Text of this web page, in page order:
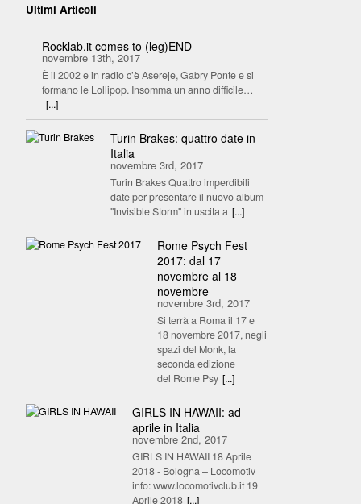
Ultimi Articoli
Rocklab.it comes to (leg)END
novembre 13th, 2017
È il 2002 e in radio c’è Asereje, Gabry Ponte e si
formano le Lollipop. Insomma un anno difficile…
[...]
Turin Brakes: quattro date in
Italia
novembre 3rd, 2017
Turin Brakes Quattro imperdibili
date per presentare il nuovo album
"Invisible Storm" in uscita a [...]
Rome Psych Fest
2017: dal 17
novembre al 18
novembre
novembre 3rd, 2017
Si terrà a Roma il 17 e
18 novembre 2017, negli
spazi del Monk, la
seconda edizione
del Rome Psy [...]
GIRLS IN HAWAII: ad
aprile in Italia
novembre 2nd, 2017
GIRLS IN HAWAII 18 Aprile
2018 - Bologna – Locomotiv
info: www.locomotivclub.it 19
Aprile 2018 [...]